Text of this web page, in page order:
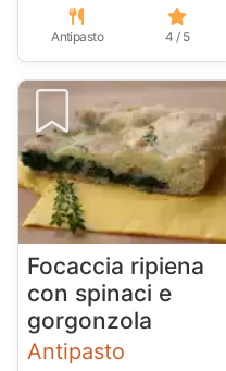
Antipasto 4 / 5
Focaccia ripiena
con spinaci e
gorgonzola
Antipasto